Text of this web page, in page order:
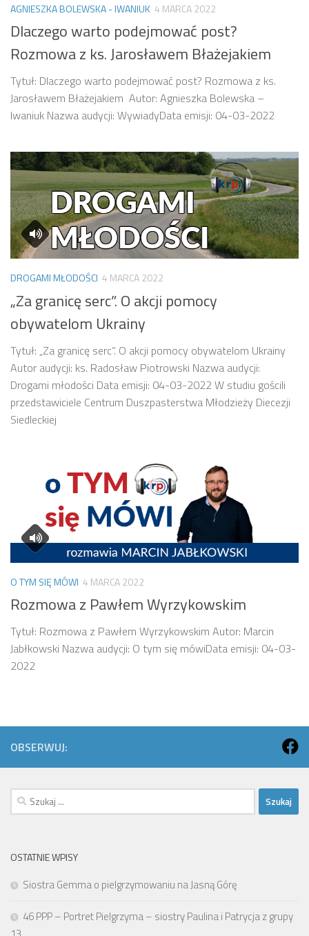
AGNIESZKA BOLEWSKA - IWANIUK 4 MARCA 2022
Dlaczego warto podejmować post?
Rozmowa z ks. Jarosławem Błażejakiem
Tytuł: Dlaczego warto podejmować post? Rozmowa z ks.
Jarosławem Błażejakiem Autor: Agnieszka Bolewska –
Iwaniuk Nazwa audycji: WywiadyData emisji: 04-03-2022
DROGAMI MŁODOŚCI 4 MARCA 2022
„Za granicę serc”. O akcji pomocy
obywatelom Ukrainy
Tytuł: „Za granicę serc”. O akcji pomocy obywatelom Ukrainy
Autor audycji: ks. Radosław Piotrowski Nazwa audycji:
Drogami młodości Data emisji: 04-03-2022 W studiu gościli
przedstawiciele Centrum Duszpasterstwa Młodzieży Diecezji
Siedleckiej
O TYM SIĘ MÓWI 4 MARCA 2022
Rozmowa z Pawłem Wyrzykowskim
Tytuł: Rozmowa z Pawłem Wyrzykowskim Autor: Marcin
Jabłkowski Nazwa audycji: O tym się mówiData emisji: 04-03-
2022
OBSERWUJ:
Szukaj:
OSTATNIE WPISY
Siostra Gemma o pielgrzymowaniu na Jasną Górę
46 PPP – Portret Pielgrzyma – siostry Paulina i Patrycja z grupy